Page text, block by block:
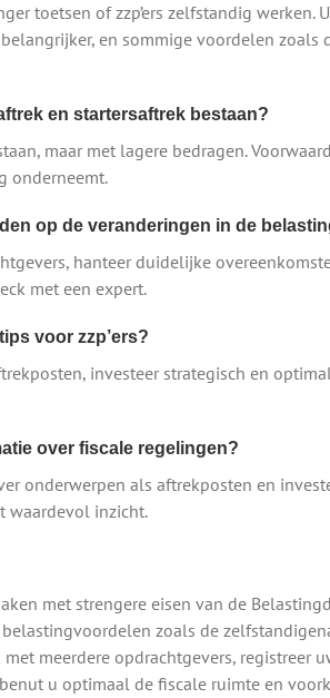
toetsen of zzp’ers zelfstandig werken.
en sommige voordelen zoals
en startersaftrek bestaan?
maar met lagere bedragen.
onderneemt.
op de veranderingen in de
hanteer duidelijke
met een expert.
voor zzp’ers?
investeer strategisch en
over fiscale regelingen?
onderwerpen als aftrekposten en
waardevol inzicht.
met strengere eisen van de
zoals de
met meerdere opdrachtgevers, registreer
u optimaal de fiscale ruimte en